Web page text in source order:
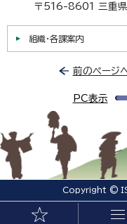
〒516-8601 三重
組織・各課案内
前のページ
PC表示
Copyright ©